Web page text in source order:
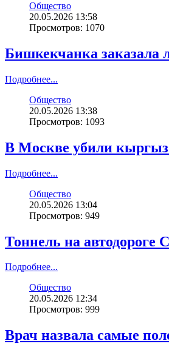
Общество
20.05.2026 13:58
Просмотров: 1070
Бишкекчанка заказала
Подробнее...
Общество
20.05.2026 13:38
Просмотров: 1093
В Москве убили
Подробнее...
Общество
20.05.2026 13:04
Просмотров: 949
Тоннель на автодороге
Подробнее...
Общество
20.05.2026 12:34
Просмотров: 999
Врач назвала самые